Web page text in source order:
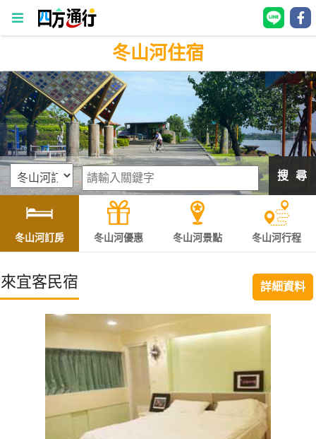
四
方
通
行
訂
房
灣
訂
房
直接跟飯店訂房HOT
冬山河住宿
搜 尋
冬山河訂房 冬山河優惠 冬山河景點 冬山河行程
來宜客民宿 詳細資料